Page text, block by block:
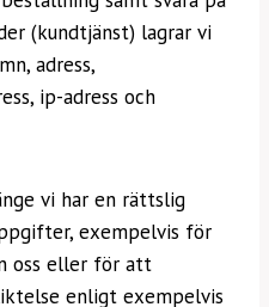
(kundtjänst) lagrar vi
adress,
ip-adress och
vi har en rättslig
exempelvis för
oss eller för att
enligt exempelvis